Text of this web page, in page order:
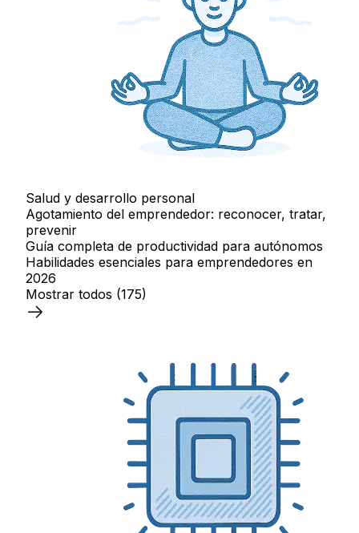
Salud y desarrollo personal
Agotamiento del emprendedor: reconocer, tratar,
prevenir
Guía completa de productividad para autónomos
Habilidades esenciales para emprendedores en
2026
Mostrar todos (175)